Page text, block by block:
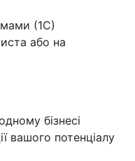
(1С)
або на
бізнесі
вашого потенціалу